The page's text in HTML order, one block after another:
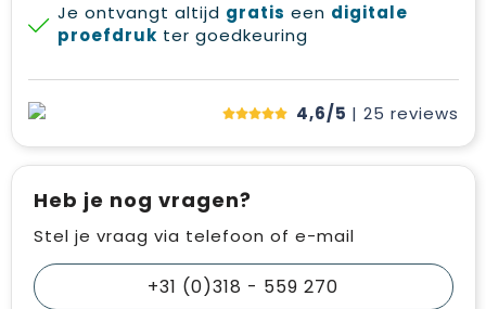
Je ontvangt altijd gratis een digitale
proefdruk ter goedkeuring
4,6/5 | 25 reviews
Heb je nog vragen?
Stel je vraag via telefoon of e-mail
+31 (0)318 - 559 270